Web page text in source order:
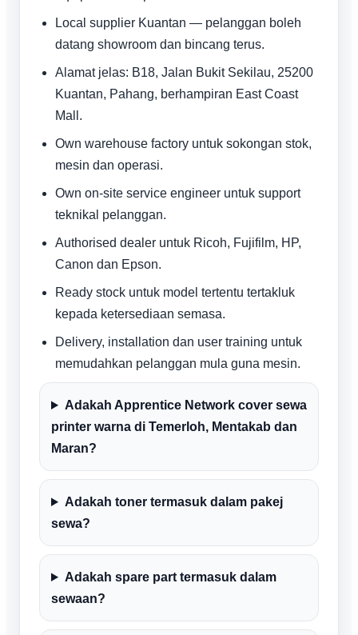
Local supplier Kuantan — pelanggan boleh
datang showroom dan bincang terus.
Alamat jelas: B18, Jalan Bukit Sekilau, 25200
Kuantan, Pahang, berhampiran East Coast
Mall.
Own warehouse factory untuk sokongan stok,
mesin dan operasi.
Own on-site service engineer untuk support
teknikal pelanggan.
Authorised dealer untuk Ricoh, Fujifilm, HP,
Canon dan Epson.
Ready stock untuk model tertentu tertakluk
kepada ketersediaan semasa.
Delivery, installation dan user training untuk
memudahkan pelanggan mula guna mesin.
Adakah Apprentice Network cover sewa
printer warna di Temerloh, Mentakab dan
Maran?
Adakah toner termasuk dalam pakej
sewa?
Adakah spare part termasuk dalam
sewaan?